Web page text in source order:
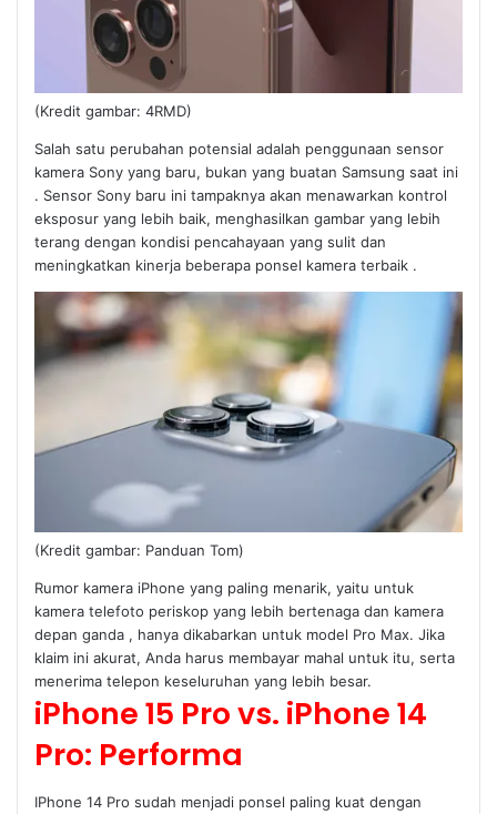
(Kredit gambar: 4RMD)
Salah satu perubahan potensial adalah penggunaan sensor
kamera Sony yang baru, bukan yang buatan Samsung saat ini
. Sensor Sony baru ini tampaknya akan menawarkan kontrol
eksposur yang lebih baik, menghasilkan gambar yang lebih
terang dengan kondisi pencahayaan yang sulit dan
meningkatkan kinerja beberapa ponsel kamera terbaik .
(Kredit gambar: Panduan Tom)
Rumor kamera iPhone yang paling menarik, yaitu untuk
kamera telefoto periskop yang lebih bertenaga dan kamera
depan ganda , hanya dikabarkan untuk model Pro Max. Jika
klaim ini akurat, Anda harus membayar mahal untuk itu, serta
menerima telepon keseluruhan yang lebih besar.
iPhone 15 Pro vs. iPhone 14
Pro: Performa
IPhone 14 Pro sudah menjadi ponsel paling kuat dengan